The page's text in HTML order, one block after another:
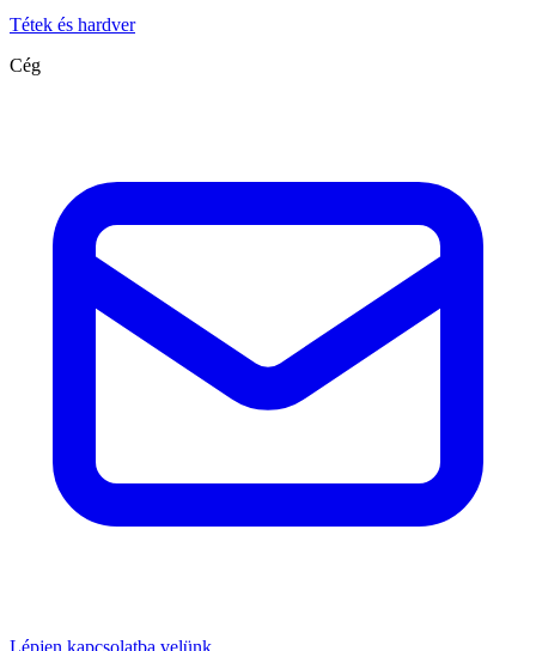
Tétek és hardver
Cég
Lépjen kapcsolatba velünk